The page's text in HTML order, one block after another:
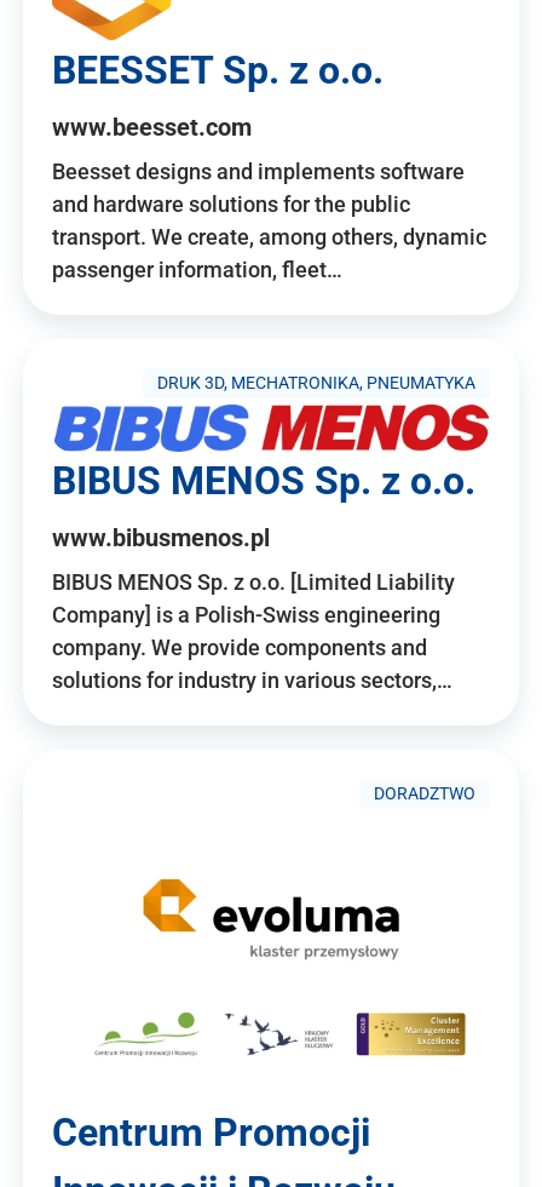
BEESSET Sp. z o.o.
www.beesset.com
Beesset designs and implements software
and hardware solutions for the public
transport. We create, among others, dynamic
passenger information, fleet…
DRUK 3D, MECHATRONIKA, PNEUMATYKA
BIBUS MENOS Sp. z o.o.
www.bibusmenos.pl
BIBUS MENOS Sp. z o.o. [Limited Liability
Company] is a Polish-Swiss engineering
company. We provide components and
solutions for industry in various sectors,…
DORADZTWO
Centrum Promocji